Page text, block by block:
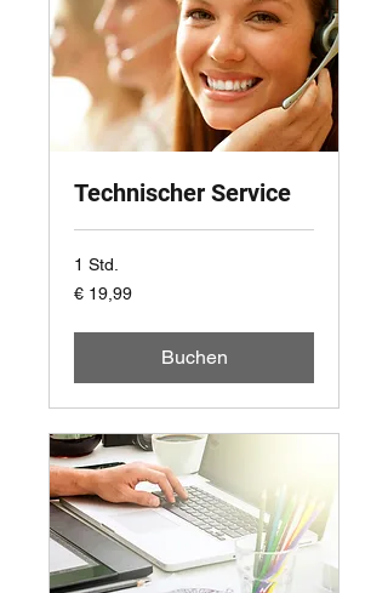
Technischer Service
1 Std.
19,99
Euro
€ 19,99
Buchen